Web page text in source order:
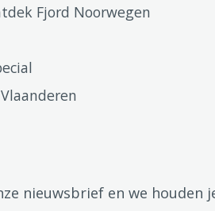
Fjord Noorwegen
nieuwsbrief en we houden